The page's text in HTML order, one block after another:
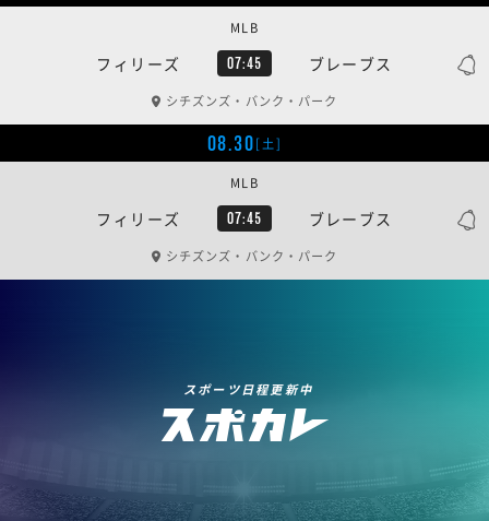
フィリーズ 07:45 ブレーブス
MLB
シチズンズ・バンク・パーク
08.30[土]
フィリーズ 07:45 ブレーブス
MLB
シチズンズ・バンク・パーク
スポーツ日程更新中